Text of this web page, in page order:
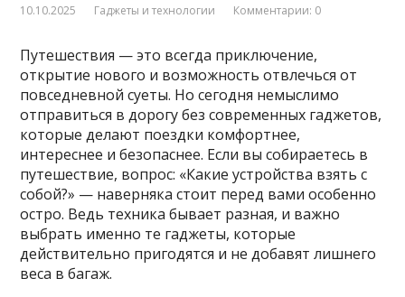
10.10.2025 Гаджеты и технологии Комментарии: 0
Путешествия — это всегда приключение,
открытие нового и возможность отвлечься от
повседневной суеты. Но сегодня немыслимо
отправиться в дорогу без современных гаджетов,
которые делают поездки комфортнее,
интереснее и безопаснее. Если вы собираетесь в
путешествие, вопрос: «Какие устройства взять с
собой?» — наверняка стоит перед вами особенно
остро. Ведь техника бывает разная, и важно
выбрать именно те гаджеты, которые
действительно пригодятся и не добавят лишнего
веса в багаж.